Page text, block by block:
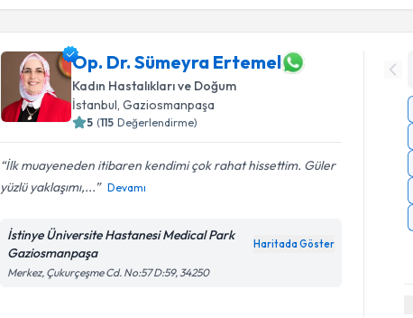
Op. Dr. Sümeyra Ertemel
Kadın Hastalıkları ve Doğum
İstanbul , Gaziosmanpaşa
5 (115 Değerlendirme)
İlk muayeneden itibaren kendimi çok rahat hissettim. Güler
yüzlü yaklaşımı,...
Devamı
İstinye Üniversite Hastanesi Medical Park
Gaziosmanpaşa
Haritada Göster
Merkez, Çukurçeşme Cd. No:57 D:59, 34250